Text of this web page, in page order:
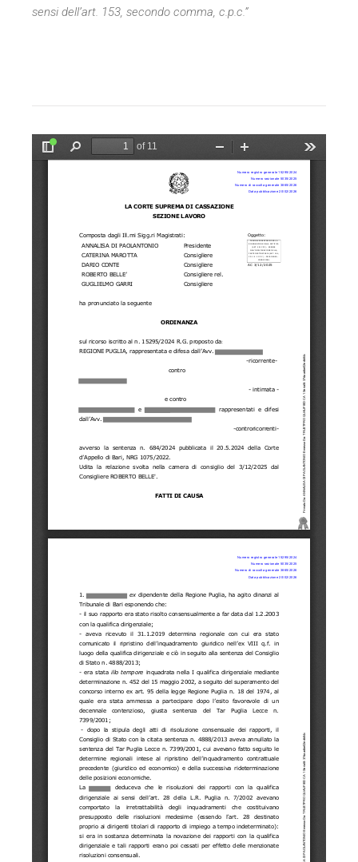
sensi dell’art. 153, secondo comma, c.p.c.”